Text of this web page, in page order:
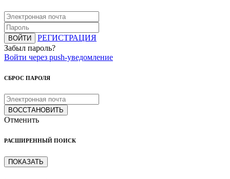
ВОЙТИ
РЕГИСТРАЦИЯ
Забыл пароль?
Войти через push-уведомление
СБРОС ПАРОЛЯ
ВОССТАНОВИТЬ
Отменить
РАСШИРЕННЫЙ ПОИСК
ПОКАЗАТЬ